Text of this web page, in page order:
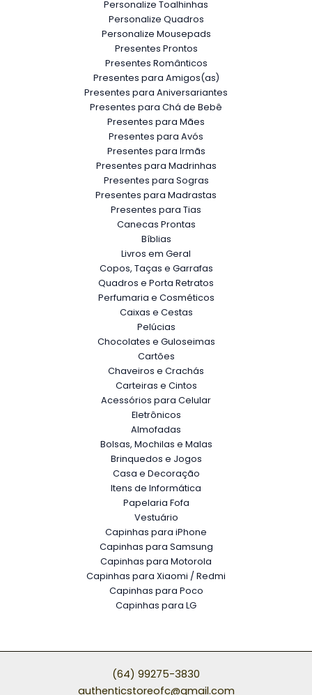
Personalize Toalhinhas
Personalize Quadros
Personalize Mousepads
Presentes Prontos
Presentes Românticos
Presentes para Amigos(as)
Presentes para Aniversariantes
Presentes para Chá de Bebê
Presentes para Mães
Presentes para Avós
Presentes para Irmãs
Presentes para Madrinhas
Presentes para Sogras
Presentes para Madrastas
Presentes para Tias
Canecas Prontas
Bíblias
Livros em Geral
Copos, Taças e Garrafas
Quadros e Porta Retratos
Perfumaria e Cosméticos
Caixas e Cestas
Pelúcias
Chocolates e Guloseimas
Cartões
Chaveiros e Crachás
Carteiras e Cintos
Acessórios para Celular
Eletrônicos
Almofadas
Bolsas, Mochilas e Malas
Brinquedos e Jogos
Casa e Decoração
Itens de Informática
Papelaria Fofa
Vestuário
Capinhas para iPhone
Capinhas para Samsung
Capinhas para Motorola
Capinhas para Xiaomi / Redmi
Capinhas para Poco
Capinhas para LG
(64) 99275-3830
authenticstoreofc@gmail.com